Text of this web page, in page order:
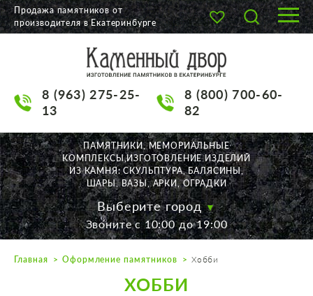
О КОМПАНИИ
НАШИ РАБОТЫ
АКЦИИ
ДОСТАВКА
КОНТАКТЫ
K2532513@yandex.ru
Пн. — Пт. с 10:00 до 19:00
Продажа памятников от
производителя в Екатеринбурге
8 (963) 275-25-
13
8 (800) 700-60-
82
ПАМЯТНИКИ, МЕМОРИАЛЬНЫЕ
КОМПЛЕКСЫ,ИЗГОТОВЛЕНИЕ ИЗДЕЛИЙ
ИЗ КАМНЯ: СКУЛЬПТУРА, БАЛЯСИНЫ,
ШАРЫ, ВАЗЫ, АРКИ, ОГРАДКИ
Выберите город
Звоните с 10:00 до 19:00
Главная Оформление памятников Хобби
ХОББИ